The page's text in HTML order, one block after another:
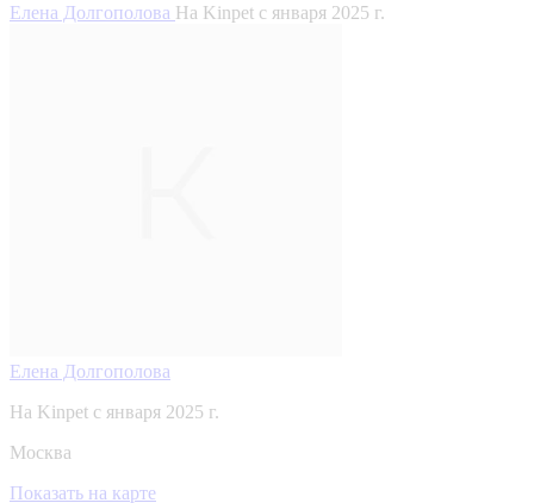
Елена Долгополова На Kinpet c января 2025 г.
Елена Долгополова
На Kinpet c января 2025 г.
Москва
Показать на карте